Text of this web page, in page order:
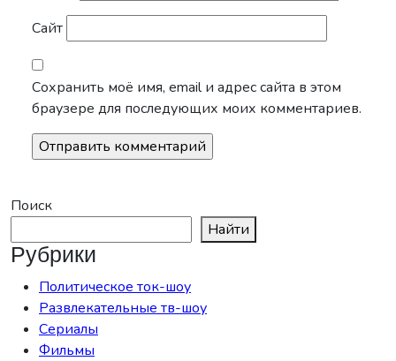
Сайт
Сохранить моё имя, email и адрес сайта в этом
браузере для последующих моих комментариев.
Поиск
Найти
Рубрики
Политическое ток-шоу
Развлекательные тв-шоу
Сериалы
Фильмы